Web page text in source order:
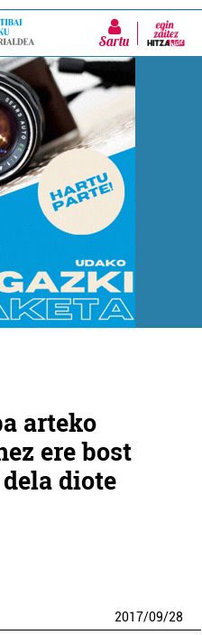
Sartu
arteko
ere bost
diote
2017/09/28